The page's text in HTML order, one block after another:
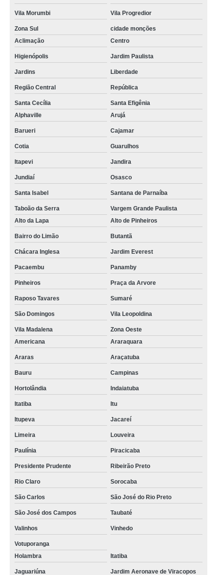
Vila Morumbi Vila Progredior
Zona Sul
cidade monções
Aclimação
Centro
Higienópolis Jardim Paulista
Jardins Liberdade
Região Central República
Santa Cecília
Santa Efigênia
Alphaville
Arujá
Barueri Cajamar
Cotia Guarulhos
Itapevi Jandira
Jundiaí Osasco
Santa Isabel Santana de Parnaíba
Taboão da Serra
Vargem Grande Paulista
Alto da Lapa
Alto de Pinheiros
Bairro do Limão Butantã
Chácara Inglesa Jardim Everest
Pacaembu Panamby
Pinheiros Praça da Arvore
Raposo Tavares Sumaré
São Domingos Vila Leopoldina
Vila Madalena
Zona Oeste
Americana
Araraquara
Araras Araçatuba
Bauru Campinas
Hortolândia Indaiatuba
Itatiba Itu
Itupeva Jacareí
Limeira Louveira
Paulínia Piracicaba
Presidente Prudente Ribeirão Preto
Rio Claro Sorocaba
São Carlos São José do Rio Preto
São José dos Campos Taubaté
Valinhos Vinhedo
Votuporanga
Holambra
Itatiba
Jaguariúna Jardim Aeronave de Viracopos